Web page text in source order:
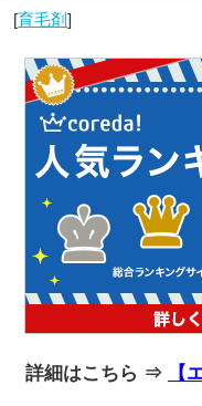
[育毛剤]
詳細はこちら ⇒ 【